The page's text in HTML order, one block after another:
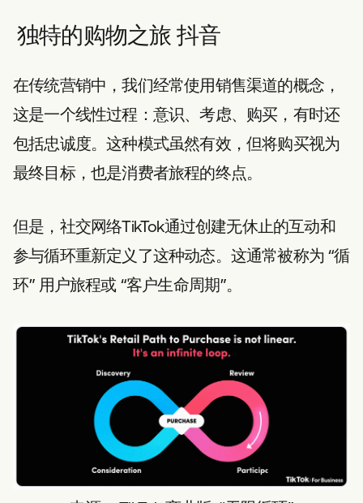
独特的购物之旅 抖音
在传统营销中，我们经常使用销售渠道的概念，
这是一个线性过程：意识、考虑、购买，有时还
包括忠诚度。这种模式虽然有效，但将购买视为
最终目标，也是消费者旅程的终点。
但是，社交网络TikTok通过创建无休止的互动和
参与循环重新定义了这种动态。这通常被称为 “循
环” 用户旅程或 “客户生命周期”。